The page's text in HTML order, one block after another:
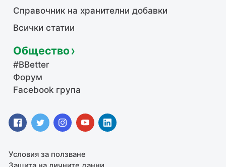
Справочник на хранителни добавки
Всички статии
Общество
#BBetter
Форум
Facebook група
Условия за ползване